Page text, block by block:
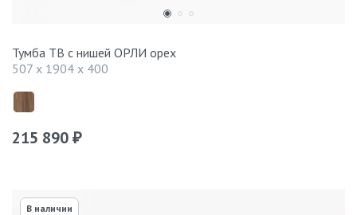
Тумба ТВ с нишей ОРЛИ орех
507 x 1904 x 400
215 890 ₽
В наличии